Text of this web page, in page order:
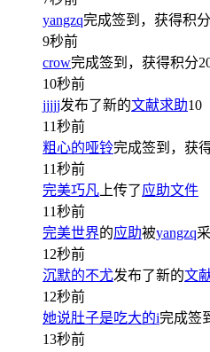
yangzq完成签到，获得积分
9秒前
crow完成签到，获得积分
10秒前
jjjjj发布了新的文献求助10
11秒前
粗心的哑铃完成签到，获
11秒前
完美巧凡 上传了应助文件
11秒前
完美世界的应助被yangzq
12秒前
沉默的不尤发布了新的文
12秒前
她说肚子是吃大的i完成签
13秒前